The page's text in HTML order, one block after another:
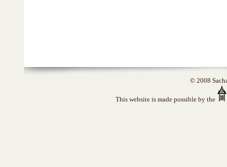
© 2008
This website is made possible by the